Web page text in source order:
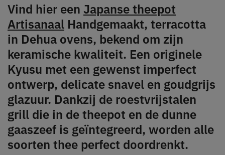
Vind hier een Japanse theepot
Artisanaal Handgemaakt, terracotta
in Dehua ovens, bekend om zijn
keramische kwaliteit. Een originele
Kyusu met een gewenst imperfect
ontwerp, delicate snavel en goudgrijs
glazuur. Dankzij de roestvrijstalen
grill die in de theepot en de dunne
gaaszeef is geïntegreerd, worden alle
soorten thee perfect doordrenkt.